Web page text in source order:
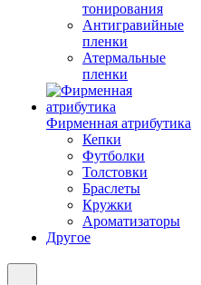
тонирования
Антигравийные
пленки
Атермальные
пленки
Фирменная атрибутика
Кепки
Футболки
Толстовки
Браслеты
Кружки
Ароматизаторы
Другое